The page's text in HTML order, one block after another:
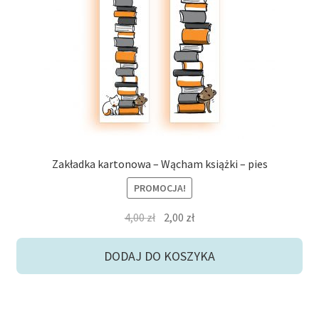
Zakładka kartonowa – Wącham książki – pies
PROMOCJA!
4,00zł Pierwotna
wynosiła:
2,00 złAktualna
wynosi:
DODAJ DO KOSZYKA